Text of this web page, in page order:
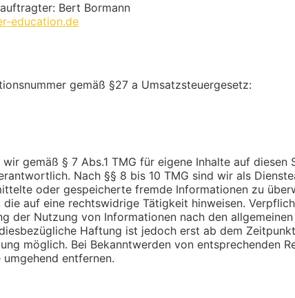
Bert Bormann
education.de
gemäß §27 a Umsatzsteuergesetz:
gemäß § 7 Abs.1 TMG für eigene Inhalte auf diesen
Nach §§ 8 bis 10 TMG sind wir als
oder gespeicherte fremde Informationen zu
die auf eine rechtswidrige Tätigkeit hinweisen.
der Nutzung von Informationen nach den
Haftung ist jedoch erst ab dem
möglich. Bei Bekanntwerden von entsprechenden
entfernen.